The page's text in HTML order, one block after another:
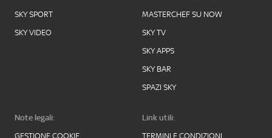
SKY SPORT
SKY VIDEO
MASTERCHEF SU NOW
SKY TV
SKY APPS
SKY BAR
SPAZI SKY
Note legali:
GESTIONE COOKIE
Link utili:
TERMINI E CONDIZIONI